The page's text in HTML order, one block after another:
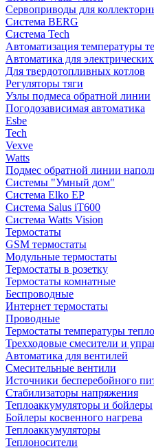
Сервоприводы для
Система BERG
Система Tech
Автоматизация температуры
Автоматика для
Для твердотопливных котлов
Регуляторы тяги
Узлы подмеса обратной линии
Погодозависимая автоматика
Esbe
Tech
Vexve
Watts
Подмес обратной линии
Системы "Умный дом"
Система Elko EP
Система Salus iT600
Система Watts Vision
Термостаты
GSM термостаты
Модульные термостаты
Термостаты в розетку
Термостаты комнатные
Беспроводные
Интернет термостаты
Проводные
Термостаты температуры
Трехходовые смесители и
Автоматика для вентилей
Смесительные вентили
Источники бесперебойного
Стабилизаторы напряжения
Теплоаккумуляторы и бойлеры
Бойлеры косвенного нагрева
Теплоаккумуляторы
Теплоносители